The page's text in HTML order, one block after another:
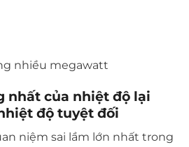
nhiều megawatt
nhất của nhiệt độ lại
độ tuyệt đối
niệm sai lầm lớn nhất trong